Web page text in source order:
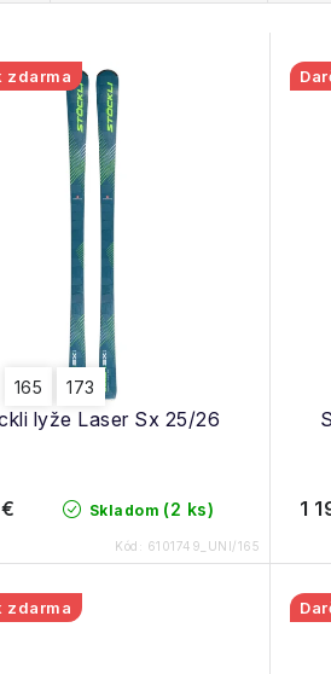
lyže Laser Sx 25/26
zdarma
165 173
Skladom (2 ks)
Kód: 6101749_UNI/165
1
zdarma